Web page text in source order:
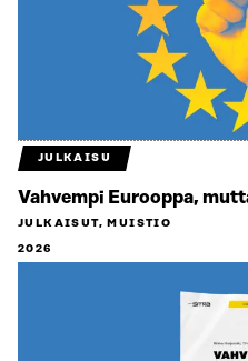
JULKAISU
Vahvempi Eurooppa,
JULKAISUT, MUISTIO
2026